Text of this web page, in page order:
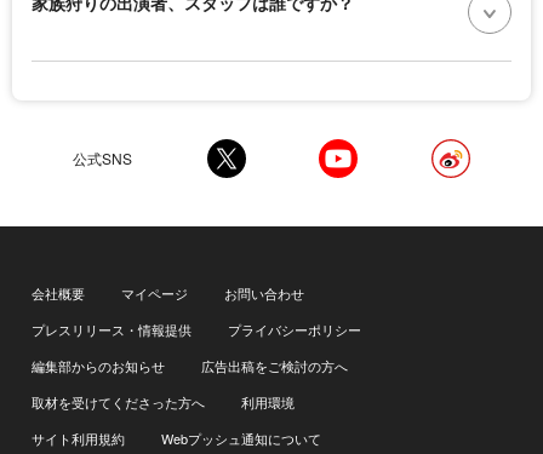
公式SNS
会社概要 マイページ
お問い合わせ
プレスリリース・情報提供
プライバシーポリシー
編集部からのお知らせ
広告出稿をご検討の方へ
取材を受けてくださった方へ
利用環境
サイト利用規約
Webプッシュ通知について